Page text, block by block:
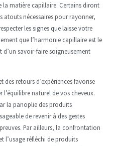
la matière capillaire. Certains diront
atouts nécessaires pour rayonner,
les signes que laisse votre
que l’harmonie capillaire est le
savoir-faire soigneusement
des retours d’expériences favorise
naturel de vos cheveux.
la panoplie des produits
de revenir à des gestes
Par ailleurs, la confrontation
l’usage réfléchi de produits